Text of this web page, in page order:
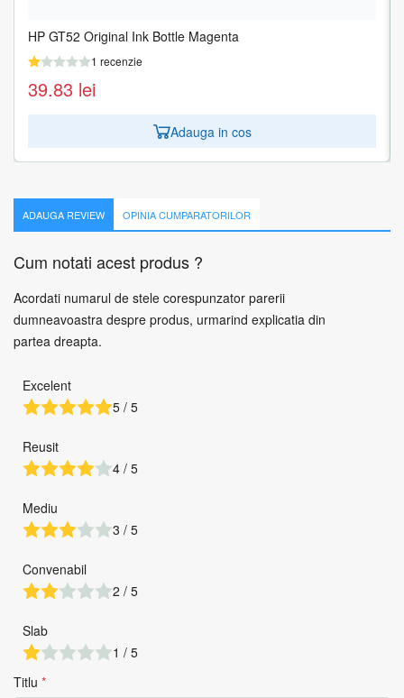
HP GT52 Original Ink Bottle Magenta
1 recenzie
39.83 lei
Adauga in cos
HP GT52 Original Ink Bottle Yellow
1 recenzie
39.83 lei
Adauga in cos
ADAUGA REVIEW OPINIA CUMPARATORILOR
Cum notati acest produs ?
Acordati numarul de stele corespunzator parerii
dumneavoastra despre produs, urmarind explicatia din
partea dreapta.
Excelent
5 / 5
Reusit
4 / 5
Mediu
3 / 5
Convenabil
2 / 5
Slab
1 / 5
Titlu *